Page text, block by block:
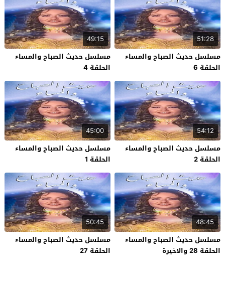
51:28
مسلسل حديث الصباح والمساء
الحلقة 6
49:15
مسلسل حديث الصباح والمساء
الحلقة 4
54:12
مسلسل حديث الصباح والمساء
الحلقة 2
45:00
مسلسل حديث الصباح والمساء
الحلقة 1
48:45
مسلسل حديث الصباح والمساء
الحلقة 28 والاخيرة
50:45
مسلسل حديث الصباح والمساء
الحلقة 27